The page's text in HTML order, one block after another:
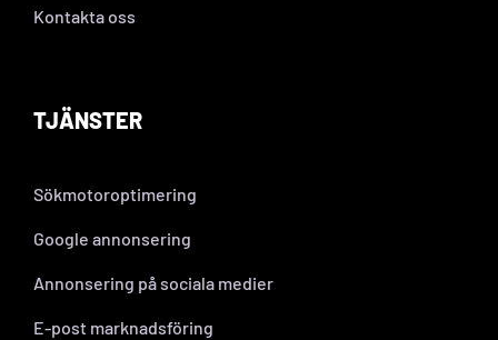
Kontakta oss
TJÄNSTER
Sökmotoroptimering
Google annonsering
Annonsering på sociala medier
E-post marknadsföring